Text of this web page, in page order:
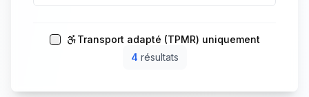
Transport adapté (TPMR) uniquement
4 résultats